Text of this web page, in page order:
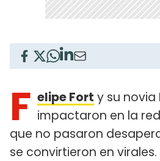
F elipe Fort y su novia
impactaron en la
que no pasaron
se convirtieron en virales.